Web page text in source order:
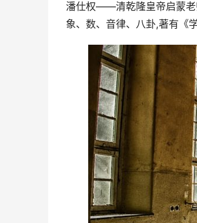
潘仕权——清乾隆皇帝启蒙老
象、数、音律、八卦,著有《